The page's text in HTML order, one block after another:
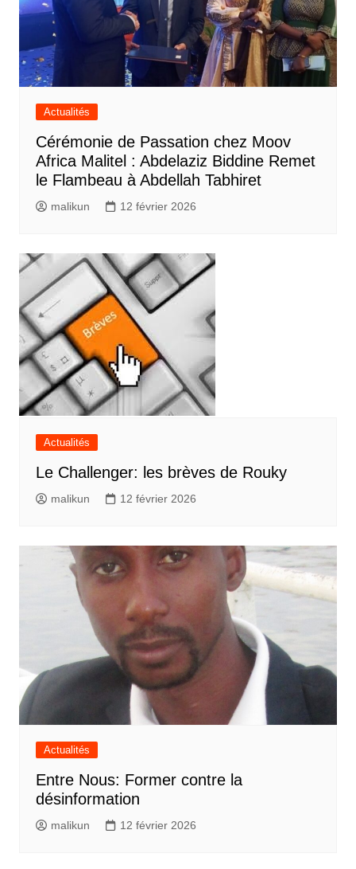
Actualités
Cérémonie de Passation chez Moov
Africa Malitel : Abdelaziz Biddine Remet
le Flambeau à Abdellah Tabhiret
malikun 12 février 2026
Actualités
Le Challenger: les brèves de Rouky
malikun 12 février 2026
Actualités
Entre Nous: Former contre la
désinformation
malikun 12 février 2026